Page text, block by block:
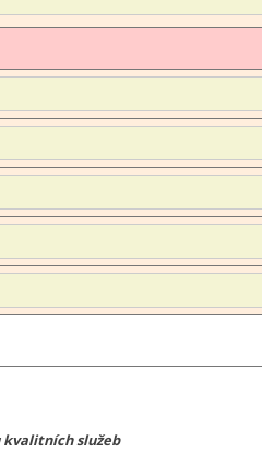
kvalitních služeb